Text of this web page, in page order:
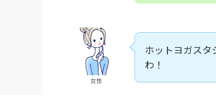
女性
ホットヨガスタ
わ！